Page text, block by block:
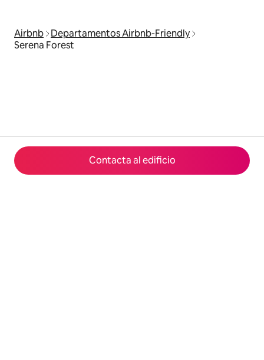
Contacta al edificio
Airbnb
Departamentos Airbnb-Friendly
Serena Forest